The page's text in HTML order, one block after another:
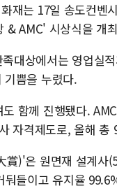
재는 17일 송도컨벤
& AMC' 시상식을 개
대상에서는 영업실
기쁨을 누렸다.
도 함께 진행됐다.
자격제도로, 올해 총
)'은 원면재 설계사
들이고 유지율